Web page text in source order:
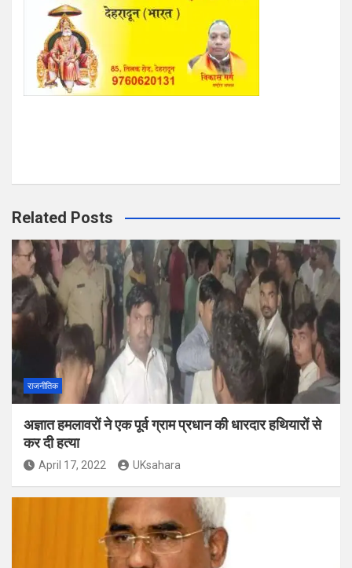
Related Posts
राजनीतिक
अज्ञात हमलावरों ने एक पूर्व ग्राम प्रधान की धारदार हथियारों से
कर दी हत्या
April 17, 2022 UKsahara